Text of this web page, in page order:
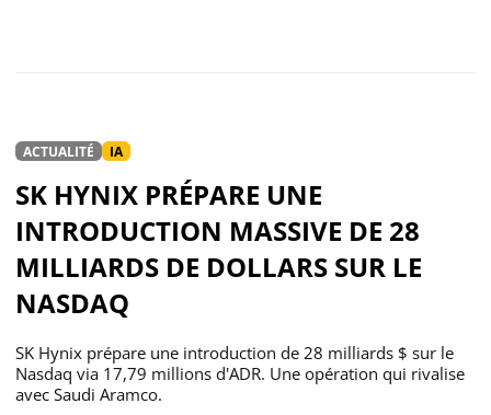
ACTUALITÉ IA
SK HYNIX PRÉPARE UNE
INTRODUCTION MASSIVE DE 28
MILLIARDS DE DOLLARS SUR LE
NASDAQ
SK Hynix prépare une introduction de 28 milliards $ sur le
Nasdaq via 17,79 millions d'ADR. Une opération qui rivalise
avec Saudi Aramco.